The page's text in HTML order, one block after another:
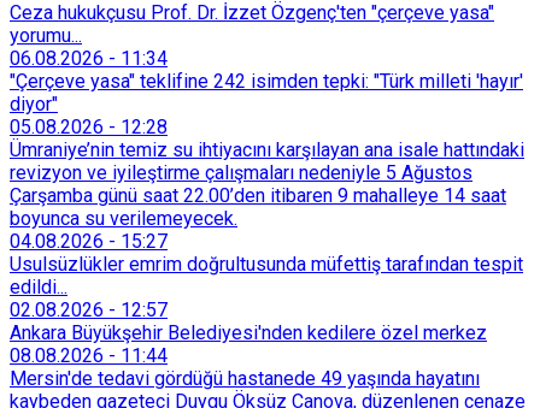
Ceza hukukçusu Prof. Dr. İzzet Özgenç'ten "çerçeve yasa"
yorumu...
06.08.2026 - 11:34
"Çerçeve yasa" teklifine 242 isimden tepki: "Türk milleti 'hayır'
diyor"
05.08.2026 - 12:28
Ümraniye’nin temiz su ihtiyacını karşılayan ana isale hattındaki
revizyon ve iyileştirme çalışmaları nedeniyle 5 Ağustos
Çarşamba günü saat 22.00’den itibaren 9 mahalleye 14 saat
boyunca su verilemeyecek.
04.08.2026 - 15:27
Usulsüzlükler emrim doğrultusunda müfettiş tarafından tespit
edildi...
02.08.2026 - 12:57
Ankara Büyükşehir Belediyesi'nden kedilere özel merkez
08.08.2026 - 11:44
Mersin'de tedavi gördüğü hastanede 49 yaşında hayatını
kaybeden gazeteci Duygu Öksüz Canova, düzenlenen cenaze